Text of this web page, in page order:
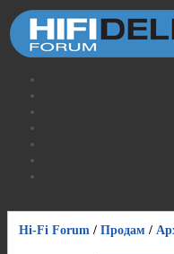
Hi-Fi Forum / Продам /